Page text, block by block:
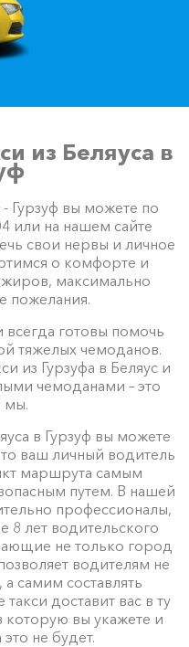
из Беляуса в
- Гурзуф вы можете по
или на нашем сайте
свои нервы и личное
о комфорте и
максимально
пожелания.
готовы помочь
тяжелых чемоданов.
из Гурзуфа в Беляус и
чемоданами – это
мы.
в Гурзуф вы можете
ваш личный водитель
маршрута самым
путем. В нашей
профессионалы,
лет водительского
не только город
водителям не
а самим составлять
доставит вас в ту
которую вы укажете и
не будет.